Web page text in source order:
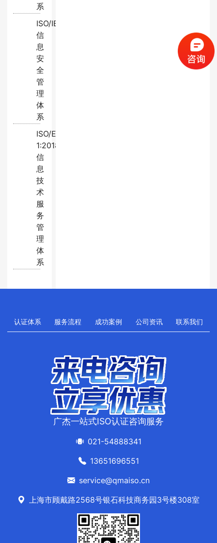
系
ISO/IEC27001:2022
信
息
安
全
管
理
体
系
ISO/EC20000-
1:2018
信
息
技
术
服
务
管
理
体
系
认证体系 服务流程 成功案例 公司资讯 联系我们
广杰一站式ISO认证咨询服务
021-54888341
13651696551
service@qmaiso.cn
上海市顾戴路2568号银石科技商务园3号楼308室